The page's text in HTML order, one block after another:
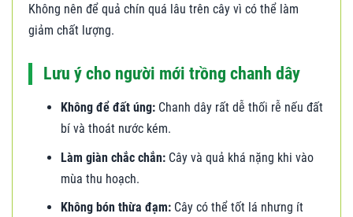
Không nên để quả chín quá lâu trên cây vì có thể làm
giảm chất lượng.
Lưu ý cho người mới trồng chanh dây
Không để đất úng:Chanh dây rất dễ thối rễ nếu đất
bí và thoát nước kém.
Làm giàn chắc chắn:Cây và quả khá nặng khi vào
mùa thu hoạch.
Không bón thừa đạm:Cây có thể tốt lá nhưng ít